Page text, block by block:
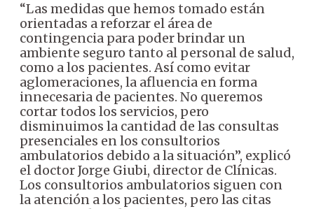
“Las medidas que hemos tomado están
orientadas a reforzar el área de
contingencia para poder brindar un
ambiente seguro tanto al personal de salud,
como a los pacientes. Así como evitar
aglomeraciones, la afluencia en forma
innecesaria de pacientes. No queremos
cortar todos los servicios, pero
disminuimos la cantidad de las consultas
presenciales en los consultorios
ambulatorios debido a la situación”, explicó
el doctor Jorge Giubi, director de Clínicas.
Los consultorios ambulatorios siguen con
la atención a los pacientes, pero las citas